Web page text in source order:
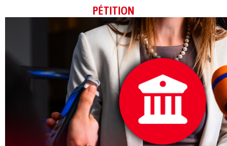
PÉTITION